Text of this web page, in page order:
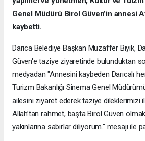
Genel Müdürü Birol Güven’in annesi
kaybetti.
Darıca Belediye Başkan Muzaffer Bıyık,
Güven'e taziye ziyaretinde bulunduktan
medyadan "Annesini kaybeden Darıcalı
Turizm Bakanlığı Sinema Genel
ailesini ziyaret ederek taziye dileklerimizi
Allah’tan rahmet, başta Birol Güven
yakınlarına sabırlar diliyorum." mesajı ile